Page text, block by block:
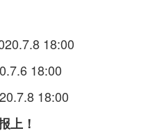
18:00
18:00
18:00
上！